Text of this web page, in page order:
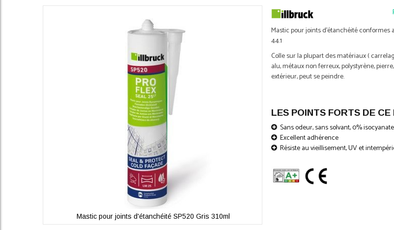
Mastic pour joints d'étanchéité conformes
44.1
Colle sur la plupart des matériaux (
alu, métaux non ferreux, polystyrène,
extérieur, peut se peindre.
LES POINTS FORTS DE CE
Sans odeur, sans solvant, 0% isocyanate
Excellent adhérence
Résiste au vieillisement, UV et
Mastic pour joints d'étanchéité SP520 Gris 310ml